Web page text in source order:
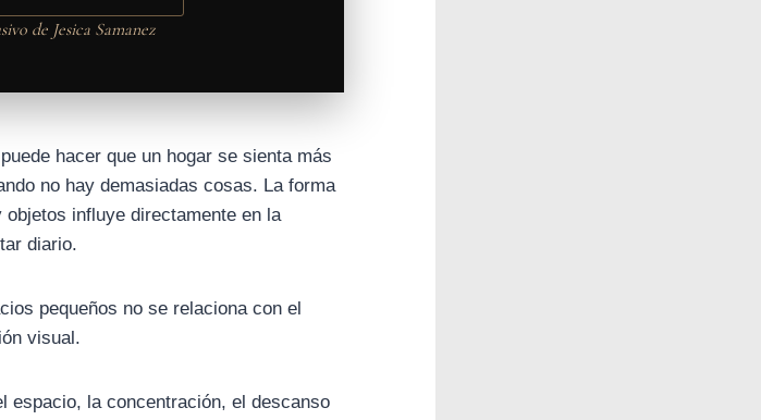
de Jesica Samanez
hacer que un hogar se sienta más
no hay demasiadas cosas. La forma
influye directamente en la
diario.
pequeños no se relaciona con el
visual.
espacio, la concentración, el descanso